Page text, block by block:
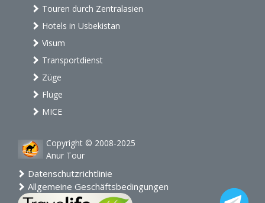
Touren durch Zentralasien
Hotels in Usbekistan
Visum
Transportdienst
Züge
Flüge
MICE
Copyright © 2008-2025
Anur Tour
Datenschutzrichtlinie
Allgemeine Geschäftsbedingungen